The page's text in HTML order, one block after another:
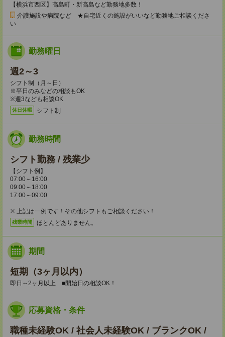
【横浜市西区】高島町・新高島など勤務地多数！
介護施設や病院など ★自宅近くの施設がいいなど勤務地ご相談くださ
い
勤務曜日
週2～3
シフト制（月～日）
※平日のみなどの相談もOK
※週3なども相談OK
休日休暇 シフト制
勤務時間
シフト勤務 / 残業少
【シフト例】
07:00～16:00
09:00～18:00
17:00～09:00
※ 上記は一例です！その他シフトもご相談ください！
残業時間 ほとんどありません。
期間
短期（3ヶ月以内）
即日～2ヶ月以上 ■開始日の相談OK！
応募資格・条件
職種未経験OK / 社会人未経験OK / ブランクOK /